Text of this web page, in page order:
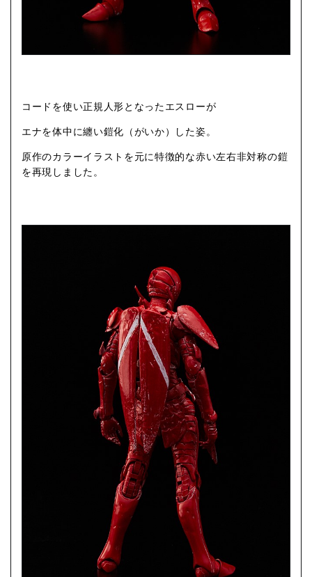
コードを使い正規人形となったエスローが
エナを体中に纏い鎧化（がいか）した姿。
原作のカラーイラストを元に特徴的な赤い左右非対称の鎧
を再現しました。